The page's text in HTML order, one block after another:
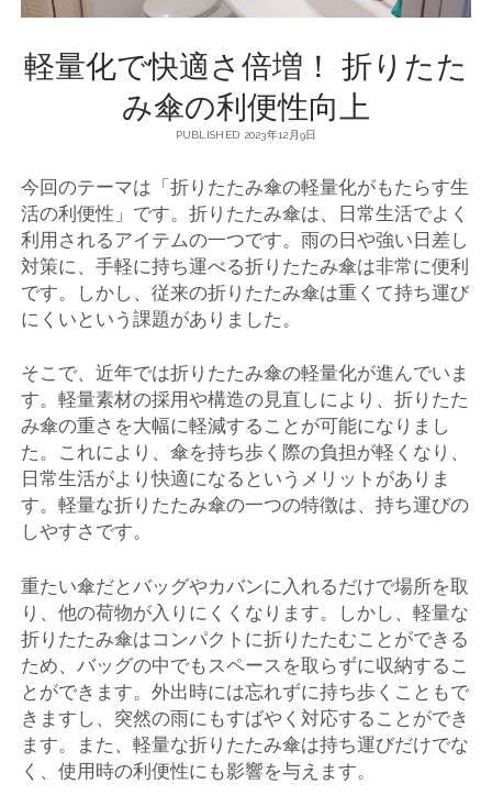
軽量化で快適さ倍増！ 折りたた
み傘の利便性向上
PUBLISHED 2023年12月9日
今回のテーマは「折りたたみ傘の軽量化がもたらす生
活の利便性」です。 折りたたみ傘は、日常生活でよく
利用されるアイテムの一つです。雨の日や強い日差し
対策に、手軽に持ち運べる折りたたみ傘は非常に便利
です。しかし、従来の折りたたみ傘は重くて持ち運び
にくいという課題がありました。
そこで、近年では折りたたみ傘の軽量化が進んでいま
す。軽量素材の採用や構造の見直しにより、折りたた
み傘の重さを大幅に軽減することが可能になりまし
た。これにより、傘を持ち歩く際の負担が軽くなり、
日常生活がより快適になるというメリットがありま
す。軽量な折りたたみ傘の一つの特徴は、持ち運びの
しやすさです。
重たい傘だとバッグやカバンに入れるだけで場所を取
り、他の荷物が入りにくくなります。しかし、軽量な
折りたたみ傘はコンパクトに折りたたむことができる
ため、バッグの中でもスペースを取らずに収納するこ
とができます。外出時には忘れずに持ち歩くこともで
きますし、突然の雨にもすばやく対応することができ
ます。また、軽量な折りたたみ傘は持ち運びだけでな
く、使用時の利便性にも影響を与えます。